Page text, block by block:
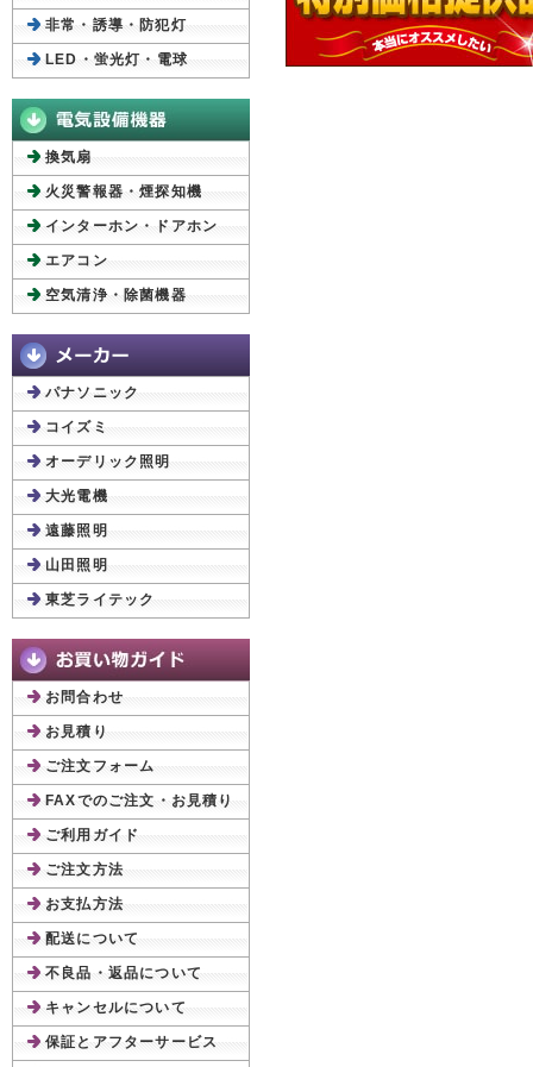
非常・誘導・防犯灯
LED・蛍光灯・電球
換気扇
火災警報器・煙探知機
インターホン・ドアホン
エアコン
空気清浄・除菌機器
パナソニック
コイズミ
オーデリック照明
大光電機
遠藤照明
山田照明
東芝ライテック
お問合わせ
お見積り
ご注文フォーム
FAXでのご注文・お見積り
ご利用ガイド
ご注文方法
お支払方法
配送について
不良品・返品について
キャンセルについて
保証とアフターサービス